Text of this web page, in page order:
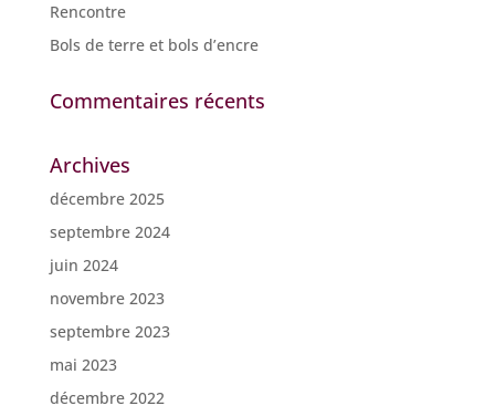
Rencontre
Bols de terre et bols d’encre
Commentaires récents
Archives
décembre 2025
septembre 2024
juin 2024
novembre 2023
septembre 2023
mai 2023
décembre 2022